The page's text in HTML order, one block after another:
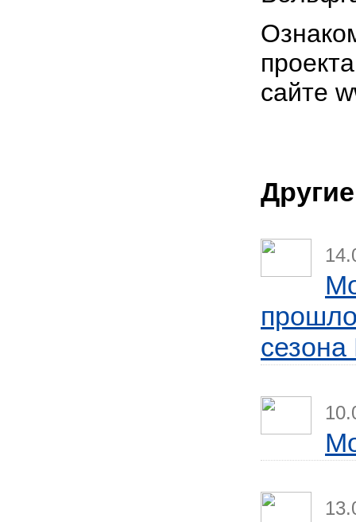
сайте
сезона